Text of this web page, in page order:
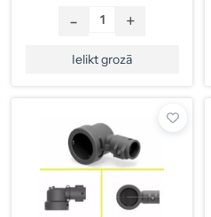
- +
Ielikt grozā